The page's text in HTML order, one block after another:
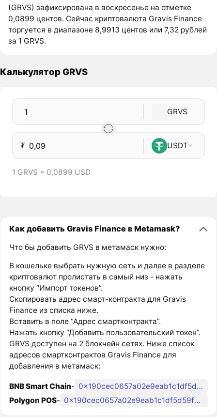
(GRVS) зафиксирована в воскресенье на отметке
0,0899 центов. Сейчас криптовалюта Gravis Finance
торгуется в диапазоне 8,9913 центов или 7,32 рублей
за 1 GRVS.
Калькулятор GRVS
GRVS
₮ USDT
1 GRVS = 0,0899 USD
Как добавить Gravis Finance в Metamask?
Что бы добавить GRVS в метамаск нужно:
В кошельке выбрать нужную сеть и далее в разделе
криптовалют пролистать в самый низ - нажать
кнопку “Импорт токенов”.
Скопировать адрес смарт-контракта для Gravis
Finance из списка ниже.
Вставить в поле “Адрес смартконтракта”.
Нажать кнопку “Добавить пользовательский токен”.
GRVS доступен на 2 блокчейн сетях. Ниже список
адресов смартконтрактов Gravis Finance для
добавления в метамаск:
BNB Smart Chain-
0x190cec0657a02e9eab1c1df5d59f9139131cf539
Polygon POS- 0x190cec0657a02e9eab1c1df5d59f9139131cf539